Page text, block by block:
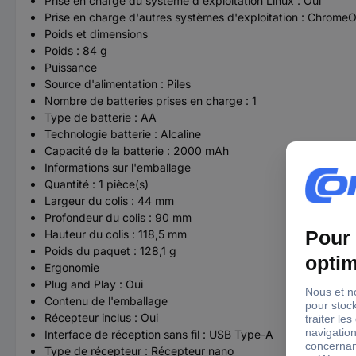
Prise en charge d'autres systèmes d'exploitation :
Poids et dimensions
Poids : 84 g
Puissance
Source d'alimentation : Piles
Nombre de batteries prises en charge : 1
Type de batterie : AA
Technologie batterie : Alcaline
Capacité de la batterie : 2000 mAh
Informations sur l'emballage
Quantité : 1 pièce(s)
Largeur du colis : 44 mm
Profondeur du colis : 90 mm
Hauteur du colis : 118,5 mm
Poids du paquet : 128,1 g
Ergonomie
Plug and Play : Oui
Contenu de l'emballage
Récepteur inclus : Oui
Interface de réception sans fil : USB Type-A
Type de récepteur : Récepteur nano